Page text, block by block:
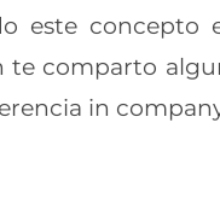
este concepto
te comparto
in